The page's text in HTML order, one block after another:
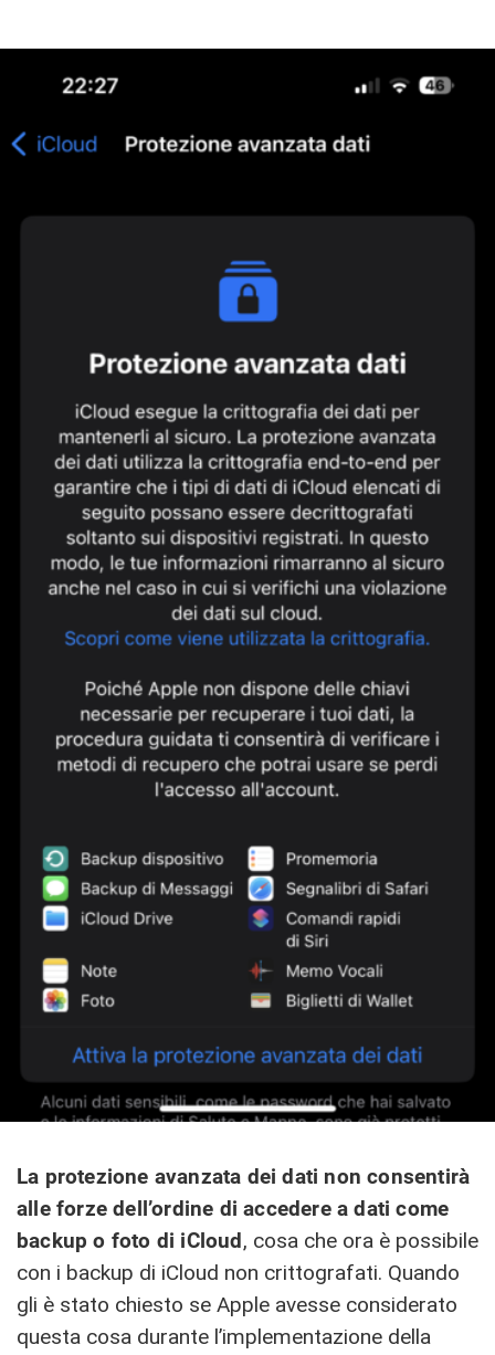
La protezione avanzata dei dati non consentirà
alle forze dell’ordine di accedere a dati come
backup o foto di ‌iCloud‌, cosa che ora è possibile
con i backup di ‌iCloud‌ non crittografati. Quando
gli è stato chiesto se Apple avesse considerato
questa cosa durante l’implementazione della